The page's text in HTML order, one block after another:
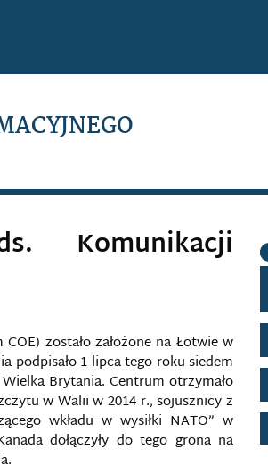
Komunikacji
zostało założone na Łotwie w
podpisało 1 lipca tego roku siedem
Brytania. Centrum otrzymało
w Walii w 2014 r., sojusznicy z
wkładu w wysiłki NATO” w
dołączyły do tego grona na